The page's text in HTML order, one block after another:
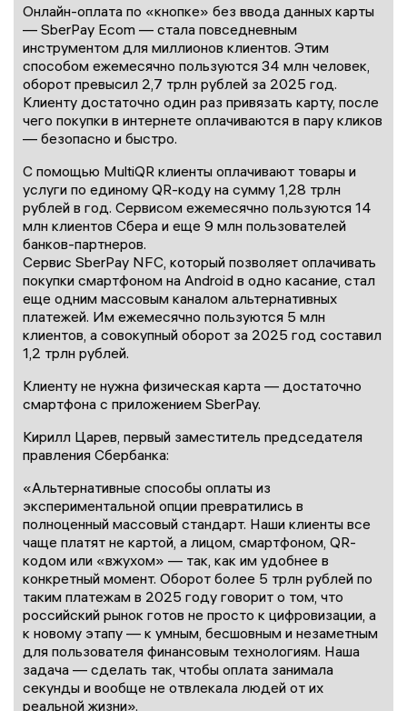
Онлайн-оплата по «кнопке» без ввода данных карты
— SberPay Ecom — стала повседневным
инструментом для миллионов клиентов. Этим
способом ежемесячно пользуются 34 млн человек,
оборот превысил 2,7 трлн рублей за 2025 год.
Клиенту достаточно один раз привязать карту, после
чего покупки в интернете оплачиваются в пару кликов
— безопасно и быстро.
С помощью MultiQR клиенты оплачивают товары и
услуги по единому QR-коду на сумму 1,28 трлн
рублей в год. Сервисом ежемесячно пользуются 14
млн клиентов Сбера и еще 9 млн пользователей
банков-партнеров.
Сервис SberPay NFC, который позволяет оплачивать
покупки смартфоном на Android в одно касание, стал
еще одним массовым каналом альтернативных
платежей. Им ежемесячно пользуются 5 млн
клиентов, а совокупный оборот за 2025 год составил
1,2 трлн рублей.
Клиенту не нужна физическая карта — достаточно
смартфона с приложением SberPay.
Кирилл Царев, первый заместитель председателя
правления Сбербанка:
«Альтернативные способы оплаты из
экспериментальной опции превратились в
полноценный массовый стандарт. Наши клиенты все
чаще платят не картой, а лицом, смартфоном, QR-
кодом или «вжухом» — так, как им удобнее в
конкретный момент. Оборот более 5 трлн рублей по
таким платежам в 2025 году говорит о том, что
российский рынок готов не просто к цифровизации, а
к новому этапу — к умным, бесшовным и незаметным
для пользователя финансовым технологиям. Наша
задача — сделать так, чтобы оплата занимала
секунды и вообще не отвлекала людей от их
реальной жизни».